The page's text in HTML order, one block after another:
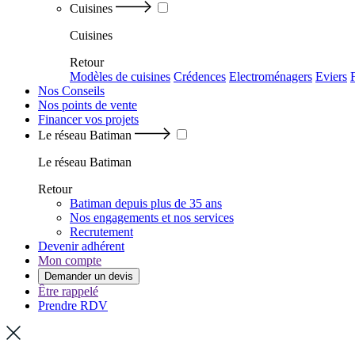
Cuisines
Cuisines
Retour
Modèles de cuisines Crédences Electroménagers Eviers
Nos Conseils
Nos points de vente
Financer vos projets
Le réseau Batiman
Le réseau Batiman
Retour
Batiman depuis plus de 35 ans
Nos engagements et nos services
Recrutement
Devenir adhérent
Mon compte
Demander un devis
Être rappelé
Prendre RDV